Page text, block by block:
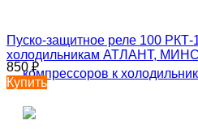
Пуско-защитное реле 100 РКТ-
холодильникам АТЛАНТ,
850 ₽
Купить